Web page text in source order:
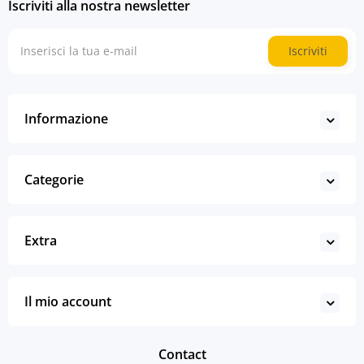
Iscriviti alla nostra newsletter
Iscriviti
Informazione
Categorie
Extra
Il mio account
Contact